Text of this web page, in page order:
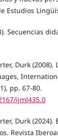
Estudios
Secuencias
Durk
pp. 67-80.
ijml435.0
Durk
Revista